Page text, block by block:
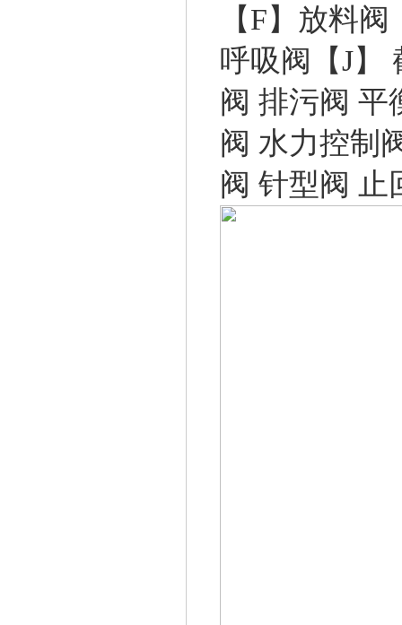
【F】 放料阀
呼吸阀
【J】
阀 排污阀 平
阀 水力控制
阀 针型阀 止